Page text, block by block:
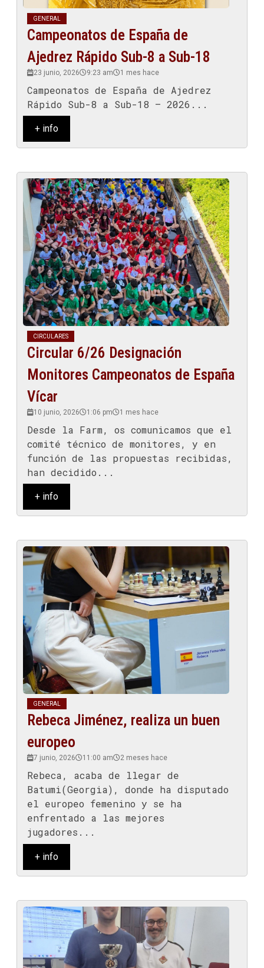
GENERAL
Campeonatos de España de
Ajedrez Rápido Sub-8 a Sub-18
23 junio, 2026 9:23 am 1 mes hace
Campeonatos de España de Ajedrez
Rápido Sub-8 a Sub-18 – 2026...
+ info
CIRCULARES
Circular 6/26 Designación
Monitores Campeonatos de España
Vícar
10 junio, 2026 1:06 pm 1 mes hace
Desde la Farm, os comunicamos que el
comité técnico de monitores, y en
función de las propuestas recibidas,
han decidido...
+ info
GENERAL
Rebeca Jiménez, realiza un buen
europeo
7 junio, 2026 11:00 am 2 meses hace
Rebeca, acaba de llegar de
Batumi(Georgia), donde ha disputado
el europeo femenino y se ha
enfrentado a las mejores
jugadores...
+ info